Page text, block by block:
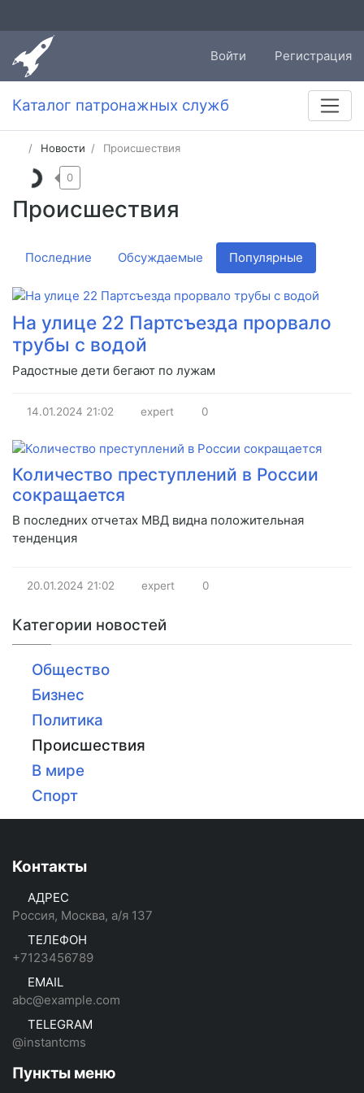
Войти Регистрация
Каталог патронажных служб
Новости Происшествия
Происшествия
0
Последние Обсуждаемые Популярные
На улице 22 Партсъезда прорвало
трубы с водой
Радостные дети бегают по лужам
14.01.2024 21:02 expert 0
Количество преступлений в России
сокращается
В последних отчетах МВД видна положительная
тенденция
20.01.2024 21:02 expert 0
Категории новостей
Общество
Бизнес
Политика
Происшествия
В мире
Спорт
Контакты
АДРЕС
Россия, Москва, а/я 137
ТЕЛЕФОН
+7123456789
EMAIL
abc@example.com
TELEGRAM
@instantcms
Пункты меню